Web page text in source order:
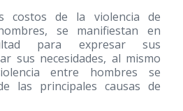
costos de la violencia de
se manifiestan en
para expresar sus
sus necesidades, al mismo
entre hombres se
las principales causas de